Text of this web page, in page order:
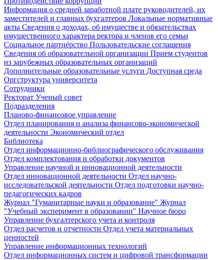
Информация о средней заработной плате руководителей, их
заместителей и главных бухгалтеров Локальные нормативные
акты Сведения о доходах, об имуществе и обязательствах
имущественного характера ректора и членов его семьи
Социальное партнёрство Пользовательские соглашения
Сведения об образовательной организации Прием студентов
из зарубежных образовательных организаций
Дополнительные образовательные услуги Доступная среда
Оргструктура университета
Сотрудники
Ректорат Ученый совет
Подразделения
Планово-финансовое управление
Отдел планирования и анализа финансово-экономической
деятельности Экономический отдел
Библиотека
Отдел информационно-библиографического обслуживания
Отдел комплектования и обработки документов
Управление научной и инновационной деятельности
Отдел инновационной деятельности Отдел научно-
исследовательской деятельности Отдел подготовки научно-
педагогических кадров
Журнал "Гуманитарные науки и образование" Журнал
"Учебный эксперимент в образовании" Научное бюро
Управление бухгалтерского учета и контроля
Отдел расчетов и отчетности Отдел учета материальных
ценностей
Управление информационных технологий
Отдел информационных систем и цифровой трансформации